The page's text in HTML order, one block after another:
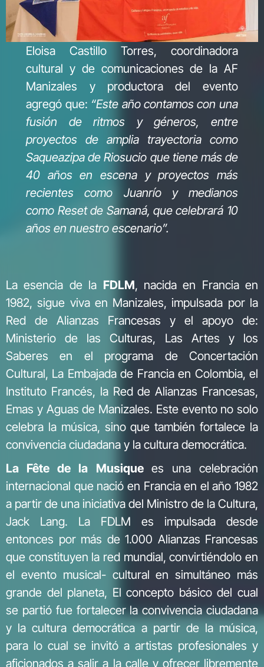
Eloisa Castillo Torres, coordinadora
cultural y de comunicaciones de la AF
Manizales y productora del evento
agregó que: “Este año contamos con una
fusión de ritmos y géneros, entre
proyectos de amplia trayectoria como
Saqueazipa de Riosucio que tiene más de
40 años en escena y proyectos más
recientes como Juanrío y medianos
como Reset de Samaná, que celebrará 10
años en nuestro escenario”.
La esencia de la FDLM, nacida en Francia en
1982, sigue viva en Manizales, impulsada por la
Red de Alianzas Francesas y el apoyo de:
Ministerio de las Culturas, Las Artes y los
Saberes en el programa de Concertación
Cultural, La Embajada de Francia en Colombia, el
Instituto Francés, la Red de Alianzas Francesas,
Emas y Aguas de Manizales. Este evento no solo
celebra la música, sino que también fortalece la
convivencia ciudadana y la cultura democrática.
La Fête de la Musique es una celebración
internacional que nació en Francia en el año 1982
a partir de una iniciativa del Ministro de la Cultura,
Jack Lang. La FDLM es impulsada desde
entonces por más de 1.000 Alianzas Francesas
que constituyen la red mundial, convirtiéndolo en
el evento musical- cultural en simultáneo más
grande del planeta, El concepto básico del cual
se partió fue fortalecer la convivencia ciudadana
y la cultura democrática a partir de la música,
para lo cual se invitó a artistas profesionales y
aficionados a salir a la calle y ofrecer libremente